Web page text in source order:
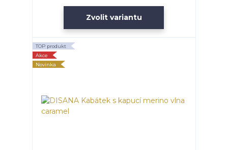
Zvolit variantu
TOP produkt
Akce
Novinka